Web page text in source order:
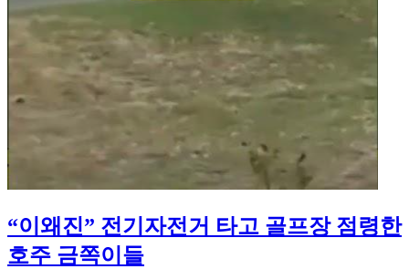
“이왜진” 전기자전거 타고 골프장 점령한
호주 금쪽이들